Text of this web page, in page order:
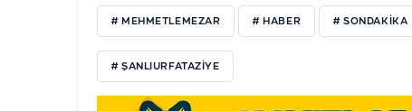
# MEHMETLEMEZAR # HABER # SONDAKIKA
# ŞANLIURFATAZIYE